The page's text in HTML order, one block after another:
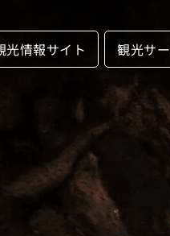
光情報サイト 観光サ